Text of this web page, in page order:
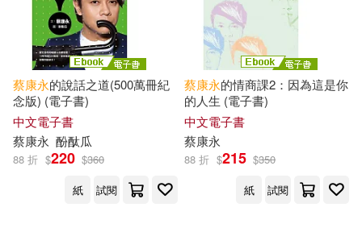
蔡康永的說話之道(500萬冊紀
念版) (電子書)
中文電子書
蔡康永 酚酞瓜
88 折 $220 $360
紙
試閱
蔡康永的情商課2：因為這是你
的人生 (電子書)
中文電子書
蔡康永
88 折 $215 $350
紙
試閱